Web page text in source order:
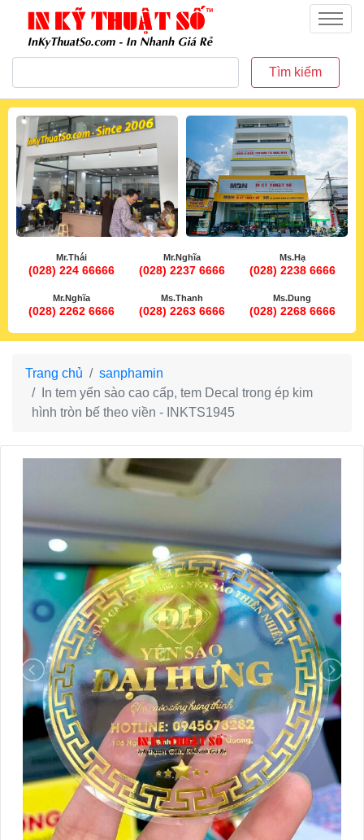
inkythuatso.com
Menu
Tìm kiếm
Mr.Thái
(028) 224 66666
Mr.Nghĩa
(028) 2237 6666
Ms.Hạ
(028) 2238 6666
Mr.Nghĩa
(028) 2262 6666
Ms.Thanh
(028) 2263 6666
Ms.Dung
(028) 2268 6666
Trang chủ
sanphamin
In tem yến sào cao cấp, tem Decal trong ép kim
hình tròn bế theo viền - INKTS1945